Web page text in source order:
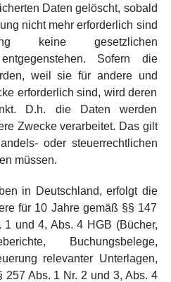
Daten gelöscht, sobald
nicht mehr erforderlich sind
keine gesetzlichen
entgegenstehen. Sofern die
weil sie für andere und
erforderlich sind, wird deren
D.h. die Daten werden
Zwecke verarbeitet. Das gilt
oder steuerrechtlichen
müssen.
in Deutschland, erfolgt die
für 10 Jahre gemäß §§ 147
1 und 4, Abs. 4 HGB (Bücher,
Buchungsbelege,
relevanter Unterlagen,
257 Abs. 1 Nr. 2 und 3, Abs. 4